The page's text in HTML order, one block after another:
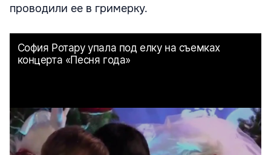
проводили ее в гримерку.